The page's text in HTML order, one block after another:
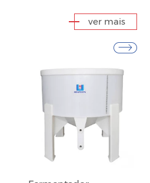
ver mais